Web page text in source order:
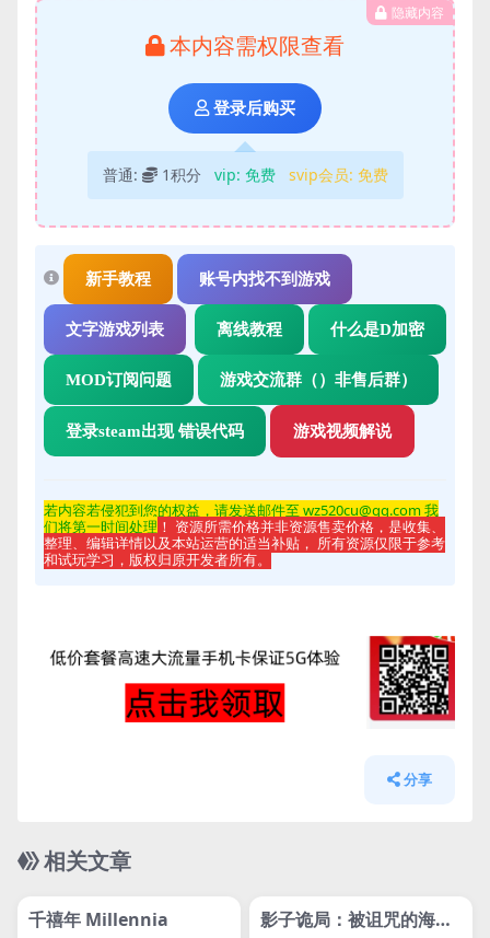
隐藏内容
本内容需权限查看
登录后购买
普通: 1积分 vip: 免费 svip会员: 免费
新手教程 账号内找不到游戏
文字游戏列表 离线教程 什么是D加密
MOD订阅问题 游戏交流群（）非售后群）
登录steam出现 错误代码 游戏视频解说
若内容若侵犯到您的权益，请发送邮件至 wz520cu@qq.com 我
们将第一时间处理 ！ 资源所需价格并非资源售卖价格，是收集、
整理、编辑详情以及本站运营的适当补贴， 所有资源仅限于参考
和试玩学习，版权归原开发者所有。
分享
相关文章
千禧年 Millennia svip专属
影子诡局：被诅咒的海盗/